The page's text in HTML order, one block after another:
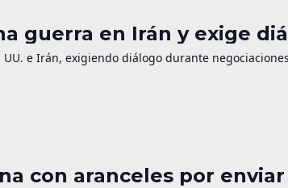
guerra en Irán y exige
UU. e Irán, exigiendo diálogo durante
con aranceles por